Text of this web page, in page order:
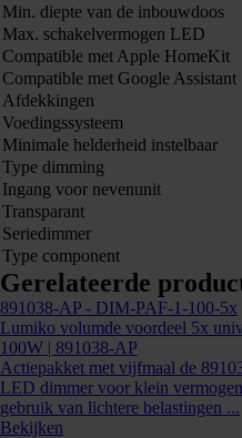
Min. diepte van de inbouwdoos
Max. schakelvermogen LED
Compatible met Apple HomeKit
Compatible met Google Assistant
Afdekkingen
Voedingssysteem
Minimale helderheid instelbaar
Type dimming
Ingang voor nevenunit
Transparant
Seriedimmer
Type component
Gerelateerde
891038-AP - DIM-PAF-1-100-5x
Lumiko volumde voordeel 5x
100W | 891038-AP
Actiepakket met vijfmaal de
LED dimmer voor klein
gebruik van lichtere belastingen ...
Bekijken